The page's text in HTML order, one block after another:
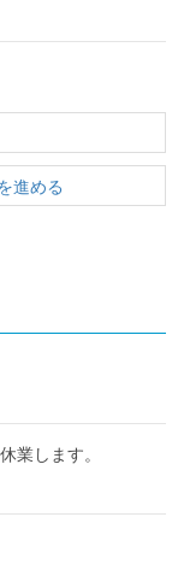
進める
業します。